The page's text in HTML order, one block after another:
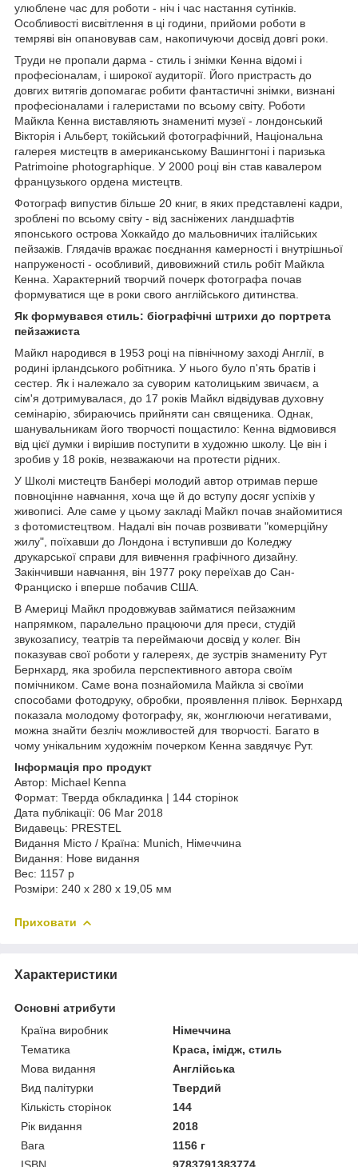
улюблене час для роботи - ніч і час настання сутінків.
Особливості висвітлення в ці години, прийоми роботи в
темряві він опановував сам, накопичуючи досвід довгі роки.
Труди не пропали дарма - стиль і знімки Кенна відомі і
професіоналам, і широкої аудиторії. Його пристрасть до
довгих витягів допомагає робити фантастичні знімки, визнані
професіоналами і галеристами по всьому світу. Роботи
Майкла Кенна виставляють знамениті музеї - лондонський
Вікторія і Альберт, токійський фотографічний, Національна
галерея мистецтв в американському Вашингтоні і паризька
Patrimoine photographique. У 2000 році він став кавалером
французького ордена мистецтв.
Фотограф випустив більше 20 книг, в яких представлені кадри,
зроблені по всьому світу - від засніжених ландшафтів
японського острова Хоккайдо до мальовничих італійських
пейзажів. Глядачів вражає поєднання камерності і внутрішньої
напруженості - особливий, дивовижний стиль робіт Майкла
Кенна. Характерний творчий почерк фотографа почав
формуватися ще в роки свого англійського дитинства.
Як формувався стиль: біографічні штрихи до портрета
пейзажиста
Майкл народився в 1953 році на північному заході Англії, в
родині ірландського робітника. У нього було п'ять братів і
сестер. Як і належало за суворим католицьким звичаєм, а
сім'я дотримувалася, до 17 років Майкл відвідував духовну
семінарію, збираючись прийняти сан священика. Однак,
шанувальникам його творчості пощастило: Кенна відмовився
від цієї думки і вирішив поступити в художню школу. Це він і
зробив у 18 років, незважаючи на протести рідних.
У Школі мистецтв Банбері молодий автор отримав перше
повноцінне навчання, хоча ще й до вступу досяг успіхів у
живописі. Але саме у цьому закладі Майкл почав знайомитися
з фотомистецтвом. Надалі він почав розвивати "комерційну
жилу", поїхавши до Лондона і вступивши до Коледжу
друкарської справи для вивчення графічного дизайну.
Закінчивши навчання, він 1977 року переїхав до Сан-
Франциско і вперше побачив США.
В Америці Майкл продовжував займатися пейзажним
напрямком, паралельно працюючи для преси, студій
звукозапису, театрів та переймаючи досвід у колег. Він
показував свої роботи у галереях, де зустрів знамениту Рут
Бернхард, яка зробила перспективного автора своїм
помічником. Саме вона познайомила Майкла зі своїми
способами фотодруку, обробки, проявлення плівок. Бернхард
показала молодому фотографу, як, жонглюючи негативами,
можна знайти безліч можливостей для творчості. Багато в
чому унікальним художнім почерком Кенна завдячує Рут.
Інформація про продукт
Автор: Michael Kenna
Формат: Тверда обкладинка | 144 сторінок
Дата публікації: 06 Mar 2018
Видавець: PRESTEL
Видання Місто / Країна: Munich, Німеччина
Видання: Нове видання
Вес: 1157 р
Розміри: 240 x 280 x 19,05 мм
Приховати
Характеристики
Основні атрибути
Країна виробник
Німеччина
Тематика
Краса, імідж, стиль
Мова видання
Англійська
Вид палітурки
Твердий
Кількість сторінок
144
Рік видання
2018
Вага
1156 г
ISBN
9783791383774